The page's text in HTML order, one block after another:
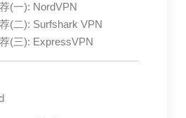
(一): NordVPN
(二): Surfshark VPN
(三): ExpressVPN